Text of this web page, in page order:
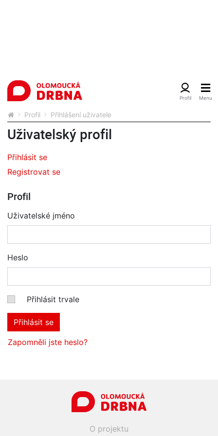
Profil Přihlášení uživatele
Uživatelský profil
Přihlásit se
Registrovat se
Profil
Uživatelské jméno
Heslo
Přihlásit trvale
Přihlásit se
Zapomněli jste heslo?
O projektu